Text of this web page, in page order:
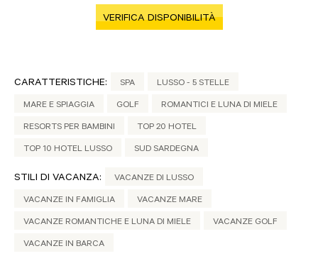
VERIFICA DISPONIBILITÀ
CARATTERISTICHE: SPA LUSSO - 5 STELLE
MARE E SPIAGGIA GOLF ROMANTICI E LUNA DI MIELE
RESORTS PER BAMBINI TOP 20 HOTEL
TOP 10 HOTEL LUSSO SUD SARDEGNA
STILI DI VACANZA: VACANZE DI LUSSO
VACANZE IN FAMIGLIA VACANZE MARE
VACANZE ROMANTICHE E LUNA DI MIELE VACANZE GOLF
VACANZE IN BARCA